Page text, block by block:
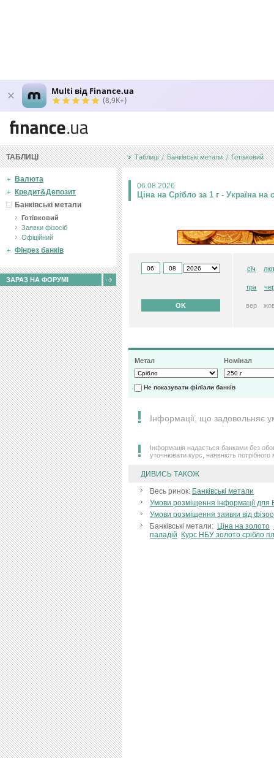
Multi від Finance.ua
(8,9K+)
ТАБЛИЦІ
Валюта
Кредит&Депозит
Банківські метали
Готiвковий
Заявки фізосіб
Офiцiйний
Фінрез банків
ЗАРАЗ НА ФОРУМІ
Таблиці Банківські метали Готiвковий
06.08.2026
Ціна на Срiбло за 1 г - Україна на
січ
тра
вер
Метал Номінал
Не показувати філіали банків
Iнформацiї, що задовольняє
Інформація надається банками без
уточнювати курс, наявність
ДИВИСЬ ТАКОЖ
Весь ринок: Банківські метали
Умови розміщення інформації для
Умови розміщення заявки від
Банківські метали: Ціна на золото
паладій
Курс НБУ золото срібло